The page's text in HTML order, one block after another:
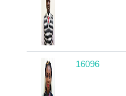
16096